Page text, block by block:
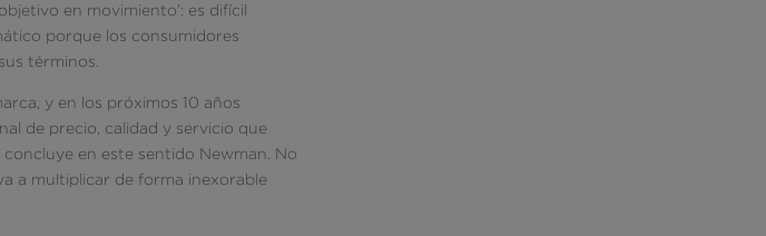
en movimiento’: es difícil
porque los consumidores
términos.
y en los próximos 10 años
de precio, calidad y servicio que
en este sentido Newman. No
a multiplicar de forma inexorable